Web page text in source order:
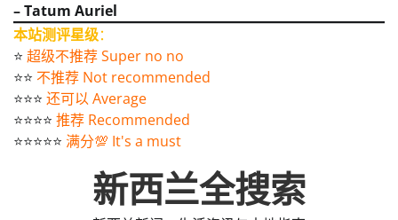
– Tatum Auriel
本站测评星级：
⭐️ 超级不推荐 Super no no
⭐️⭐️ 不推荐 Not recommended
⭐️⭐️⭐️ 还可以 Average
⭐️⭐️⭐️⭐️ 推荐 Recommended
⭐️⭐️⭐️⭐️⭐️ 满分💯 It's a must
新西兰全搜索